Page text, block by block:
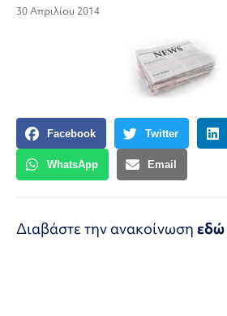
30 Απριλίου 2014
Facebook Twitter
WhatsApp Email
Διαβάστε την ανακοίνωση εδώ